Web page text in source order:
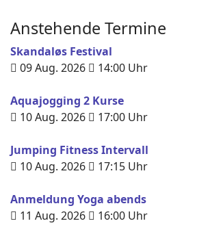
Anstehende Termine
Skandaløs Festival
09 Aug. 2026
14:00 Uhr
Aquajogging 2 Kurse
10 Aug. 2026
17:00 Uhr
Jumping Fitness Intervall
10 Aug. 2026
17:15 Uhr
Anmeldung Yoga abends
11 Aug. 2026
16:00 Uhr